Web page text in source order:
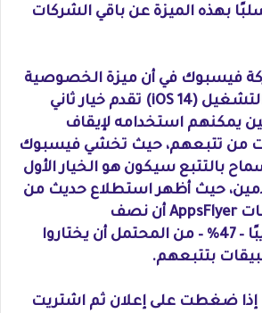
بهذه الميزة عن باقي الشركات
فيسبوك في أن ميزة الخصوصية
الجديدة في نظام التشغيل (14 iOS) تقدم خيار ثاني
يمكنهم استخدامه لإيقاف
من تتبعهم، حيث تخشي فيسبوك
بالتتبع سيكون هو الخيار الأول
حيث أظهر استطلاع حديث من
شركة تحليل البيانات AppsFlyer أن نصف
المستخدمين تقريبًا – 47% – من المحتمل أن يختاروا
بتتبعهم.
إذا ضغطت على إعلان ثم اشتريت